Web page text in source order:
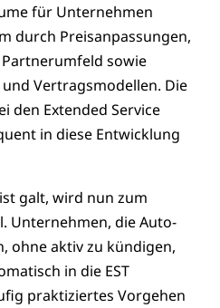
für Unternehmen
durch Preisanpassungen,
sowie
Vertragsmodellen. Die
den Extended Service
in diese Entwicklung
galt, wird nun zum
Unternehmen, die Auto-
ohne aktiv zu kündigen,
in die EST
praktiziertes Vorgehen